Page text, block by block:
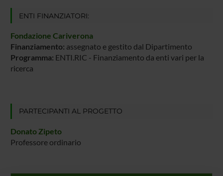
ENTI FINANZIATORI:
Fondazione Cariverona
Finanziamento: assegnato e gestito dal Dipartimento
Programma: ENTI.RIC - Finanziamento da enti vari per la
ricerca
PARTECIPANTI AL PROGETTO
Donato Zipeto
Professore ordinario